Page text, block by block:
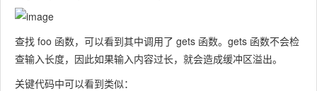
查找 foo 函数，可以看到其中调用了 gets 函数。 gets 函数不会检
查输入长度，因此如果输入内容过长，就会造成缓冲区溢出。
关键代码中可以看到类似：